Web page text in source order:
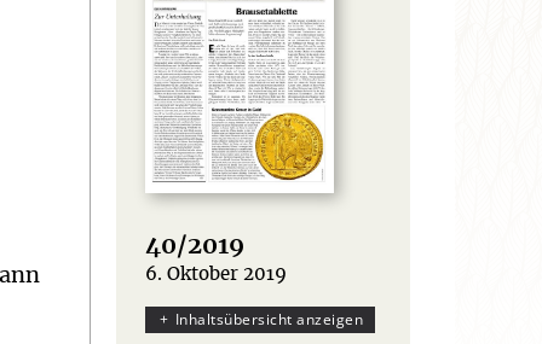
40/2019
:
6. Oktober 2019
Inhaltsübersicht anzeigen